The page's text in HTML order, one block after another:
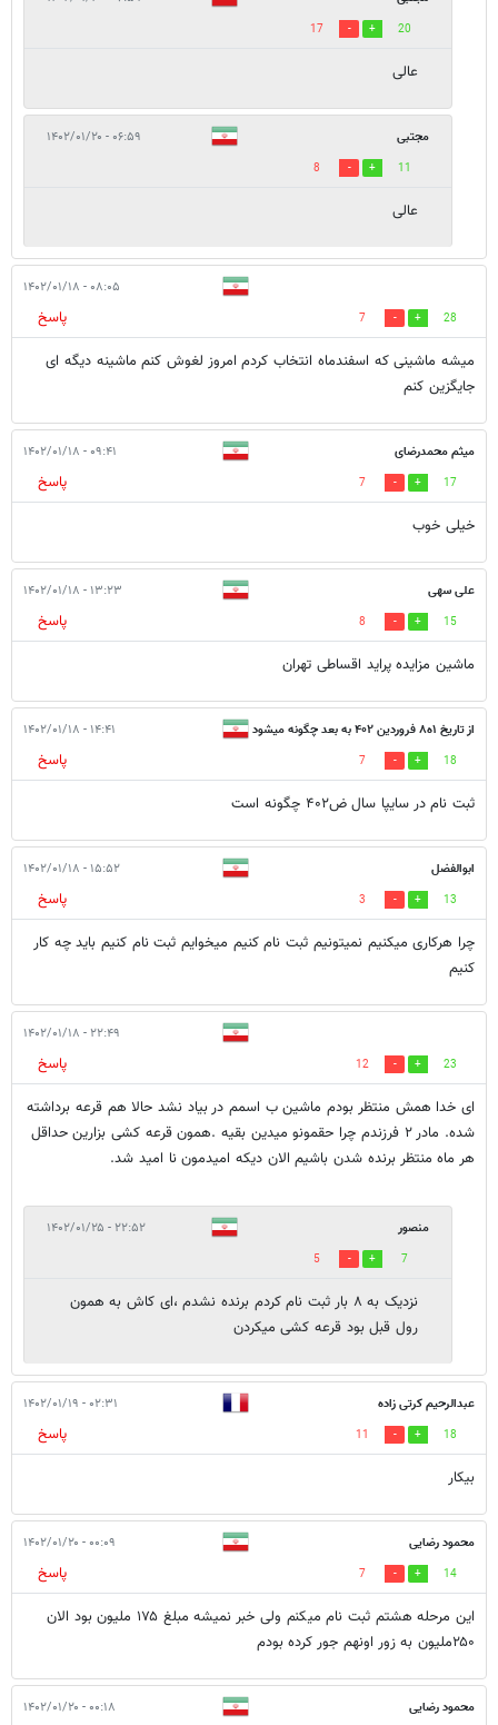
20
17
عالی
مجتبی ۰۶:۵۹ - ۱۴۰۲/۰۱/۲۰
11
8
عالی
۰۸:۰۵ - ۱۴۰۲/۰۱/۱۸
28
7
پاسخ
میشه ماشینی که اسفندماه انتخاب کردم امروز لغوش کنم ماشینه دیگه ای
جایگزین کنم
میثم محمدرضای ۰۹:۴۱ - ۱۴۰۲/۰۱/۱۸
17
7
پاسخ
خیلی خوب
علی سهی ۱۳:۲۳ - ۱۴۰۲/۰۱/۱۸
15
8
پاسخ
ماشین مزایده پراید اقساطی تهران
از تاریخ ۱ه۸ فروردین ۴۰۲ به بعد چگونه میشود
ثبت نا
۱۴:۴۱ - ۱۴۰۲/۰۱/۱۸
18
7
پاسخ
ثبت نام در سایپا سال ض۴۰۲ چگونه است
ابوالفضل ۱۵:۵۲ - ۱۴۰۲/۰۱/۱۸
13
3
پاسخ
چرا هرکاری میکنیم نمیتونیم ثبت نام کنیم میخوایم ثبت نام کنیم باید چه کار
کنیم
۲۲:۴۹ - ۱۴۰۲/۰۱/۱۸
23
12
پاسخ
ای خدا همش منتظر بودم ماشین ب اسمم در بیاد نشد حالا هم قرعه برداشته
شده. مادر ۲ فرزندم چرا حقمونو میدین بقیه .همون قرعه کشی بزارین حداقل
هر ماه منتظر برنده شدن باشیم الان دیکه امیدمون نا امید شد.
منصور ۲۲:۵۲ - ۱۴۰۲/۰۱/۲۵
7
5
نزدیک به ۸ بار ثبت نام کردم برنده نشدم ،ای کاش به همون
رول قبل بود قرعه کشی میکردن
عبدالرحیم کرتی زاده ۰۲:۳۱ - ۱۴۰۲/۰۱/۱۹
18
11
پاسخ
بیکار
محمود رضایی ۰۰:۰۹ - ۱۴۰۲/۰۱/۲۰
14
7
پاسخ
این مرحله هشتم ثبت نام میکنم ولی خبر نمیشه مبلغ ۱۷۵ ملیون بود الان
۲۵۰ملیون به زور اونهم جور کرده بودم
محمود رضایی ۰۰:۱۸ - ۱۴۰۲/۰۱/۲۰